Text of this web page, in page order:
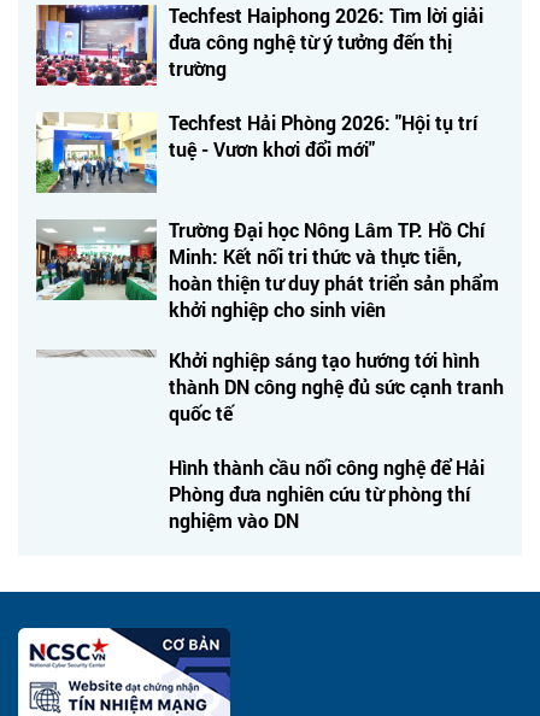
Techfest Haiphong 2026: Tìm lời giải
đưa công nghệ từ ý tưởng đến thị
trường
Techfest Hải Phòng 2026: "Hội tụ trí
tuệ - Vươn khơi đổi mới"
Trường Đại học Nông Lâm TP. Hồ Chí
Minh: Kết nối tri thức và thực tiễn,
hoàn thiện tư duy phát triển sản phẩm
khởi nghiệp cho sinh viên
Khởi nghiệp sáng tạo hướng tới hình
thành DN công nghệ đủ sức cạnh tranh
quốc tế
Hình thành cầu nối công nghệ để Hải
Phòng đưa nghiên cứu từ phòng thí
nghiệm vào DN